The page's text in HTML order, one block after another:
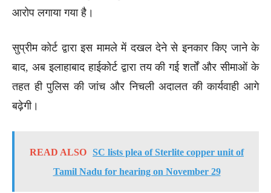
आरोप लगाया गया है।
सुप्रीम कोर्ट द्वारा इस मामले में दखल देने से इनकार किए जाने के
बाद, अब इलाहाबाद हाईकोर्ट द्वारा तय की गई शर्तों और सीमाओं के
तहत ही पुलिस की जांच और निचली अदालत की कार्यवाही आगे
बढ़ेगी।
READ ALSO SC lists plea of Sterlite copper unit of
Tamil Nadu for hearing on November 29